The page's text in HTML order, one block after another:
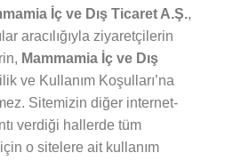
İç ve Dış Ticaret A.Ş.,
aracılığıyla ziyaretçilerin
Mammamia İç ve Dış
ve Kullanım Koşulları’na
Sitemizin diğer internet-
verdiği hallerde tüm
o sitelere ait kullanım